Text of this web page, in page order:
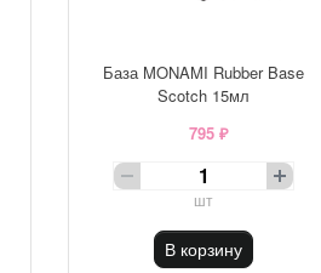
База MONAMI Rubber Base
Scotch 15мл
795 ₽
шт
В корзину